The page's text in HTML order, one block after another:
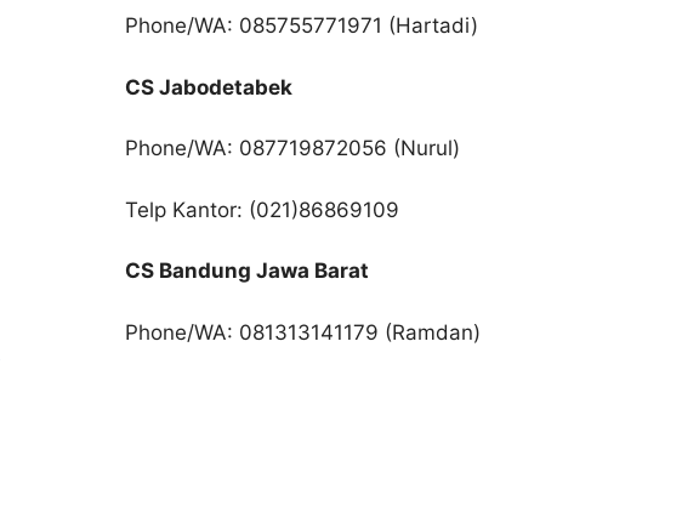
Phone/WA: 085755771971 (Hartadi)
CS Jabodetabek
Phone/WA: 087719872056 (Nurul)
Telp Kantor: (021)86869109
CS Bandung Jawa Barat
Phone/WA: 081313141179 (Ramdan)